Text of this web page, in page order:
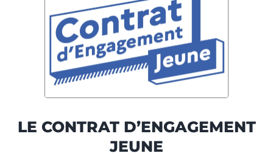
LE CONTRAT D’ENGAGEMENT
JEUNE